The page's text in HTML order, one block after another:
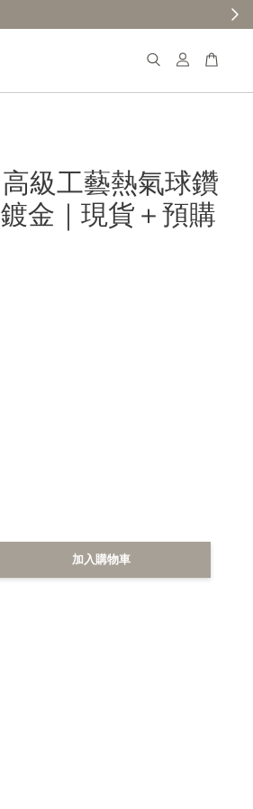
級工藝熱氣球鑽
金｜現貨＋預購
加入購物車